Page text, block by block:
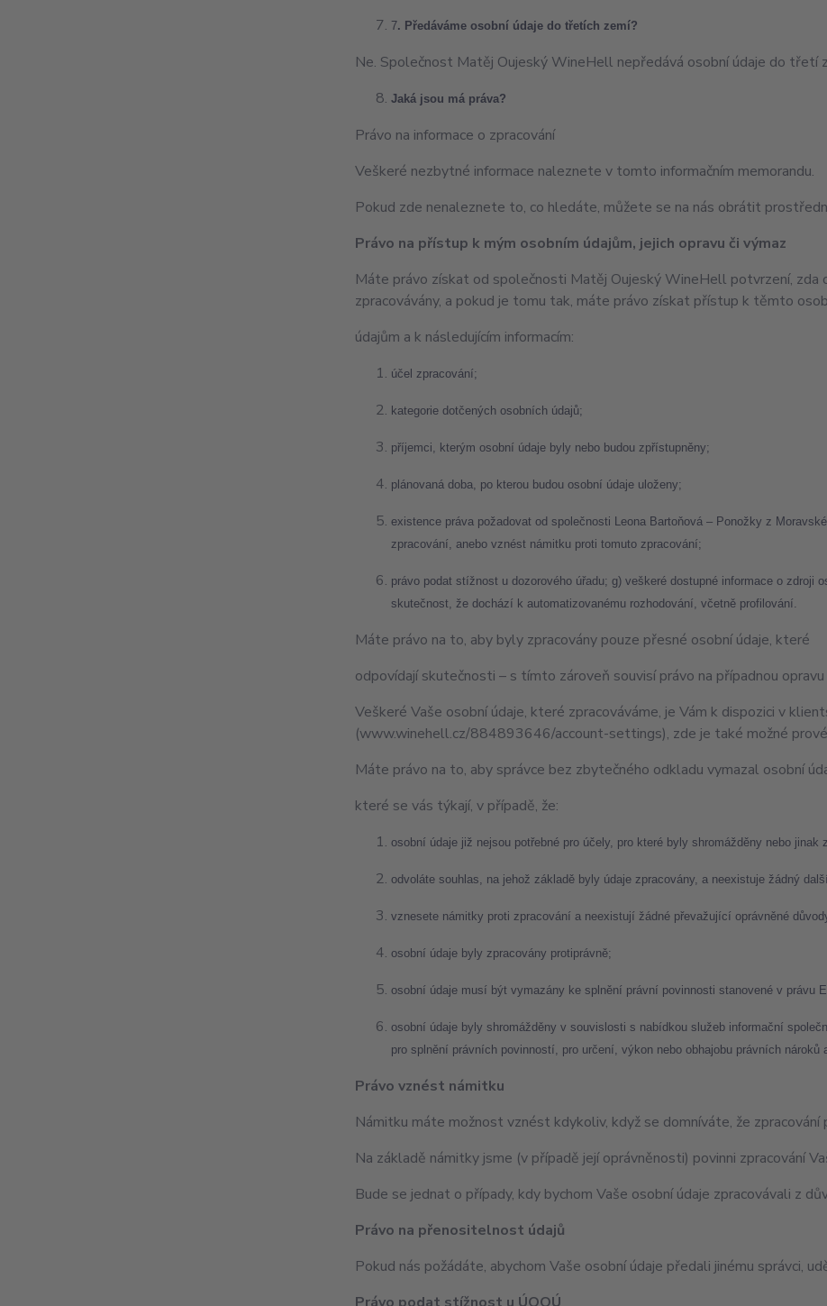
7. Předáváme osobní údaje do třetích zemí?
Ne. Společnost Matěj Oujeský WineHell nepředává osobní údaje do třetí
Jaká jsou má práva?
Právo na informace o zpracování
Veškeré nezbytné informace naleznete v tomto informačním memorandu.
Pokud zde nenaleznete to, co hledáte, můžete se na nás obrátit
Právo na přístup k mým osobním údajům, jejich opravu či výmaz
Máte právo získat od společnosti Matěj Oujeský WineHell potvrzení, zda
zpracovávány, a pokud je tomu tak, máte právo získat přístup k těmto
údajům a k následujícím informacím:
účel zpracování;
kategorie dotčených osobních údajů;
příjemci, kterým osobní údaje byly nebo budou zpřístupněny;
plánovaná doba, po kterou budou osobní údaje uloženy;
existence práva požadovat od společnosti Leona Bartoňová – Ponožky z
zpracování, anebo vznést námitku proti tomuto zpracování;
právo podat stížnost u dozorového úřadu; g) veškeré dostupné informace o zdroji
skutečnost, že dochází k automatizovanému rozhodování, včetně profilování.
Máte právo na to, aby byly zpracovány pouze přesné osobní údaje, které
odpovídají skutečnosti – s tímto zároveň souvisí právo na případnou
Veškeré Vaše osobní údaje, které zpracováváme, je Vám k dispozici v
(www.winehell.cz/884893646/account-settings), zde je také možné
Máte právo na to, aby správce bez zbytečného odkladu vymazal osobní
které se vás týkají, v případě, že:
osobní údaje již nejsou potřebné pro účely, pro které byly shromážděny nebo jinak
odvoláte souhlas, na jehož základě byly údaje zpracovány, a neexistuje žádný
vznesete námitky proti zpracování a neexistují žádné převažující oprávněné
osobní údaje byly zpracovány protiprávně;
osobní údaje musí být vymazány ke splnění právní povinnosti stanovené v právu
osobní údaje byly shromážděny v souvislosti s nabídkou služeb informační
pro splnění právních povinností, pro určení, výkon nebo obhajobu právních
Právo vznést námitku
Námitku máte možnost vznést kdykoliv, když se domníváte, že zpracování
Na základě námitky jsme (v případě její oprávněnosti) povinni zpracování
Bude se jednat o případy, kdy bychom Vaše osobní údaje zpracovávali z
Právo na přenositelnost údajů
Pokud nás požádáte, abychom Vaše osobní údaje předali jinému správci,